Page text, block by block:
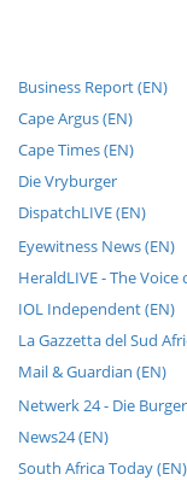
Business Report (EN)
Cape Argus (EN)
Cape Times (EN)
Die Vryburger
DispatchLIVE (EN)
Eyewitness News (EN)
HeraldLIVE - The
IOL Independent (EN)
La Gazzetta del Sud
Mail & Guardian (EN)
Netwerk 24 - Die
News24 (EN)
South Africa Today (EN)